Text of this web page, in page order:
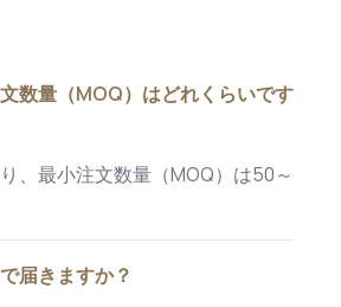
数量（MOQ）はどれくらいです
、最小注文数量（MOQ）は50～
届きますか？